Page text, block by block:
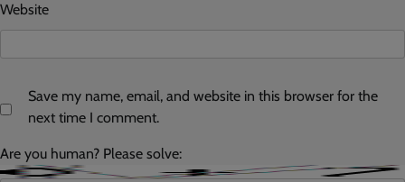
Website
Save my name, email, and website in this browser for the
next time I comment.
Are you human? Please solve: